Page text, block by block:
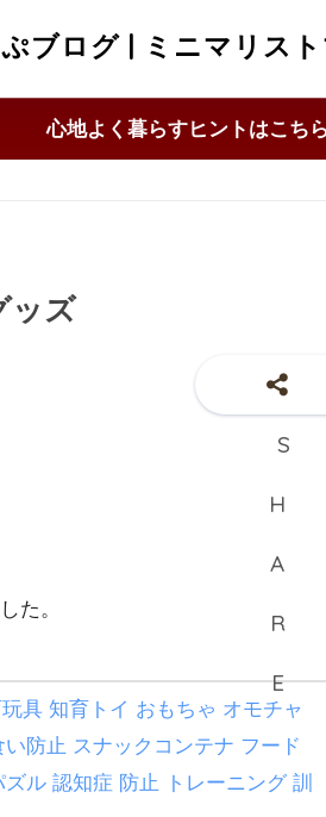
ブログ | ミニマリス
心地よく暮らすヒントはこちら
ッズ
た。
具 知育トイ おもちゃ オモチャ
防止 スナックコンテナ フード
ル 認知症 防止 トレーニング 訓